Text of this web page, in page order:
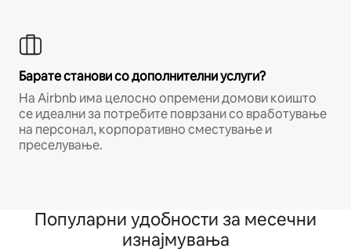
Барате станови со дополнителни услуги?
На Airbnb има целосно опремени домови коишто
се идеални за потребите поврзани со вработување
на персонал, корпоративно сместување и
преселување.
Популарни удобности за месечни
изнајмувања